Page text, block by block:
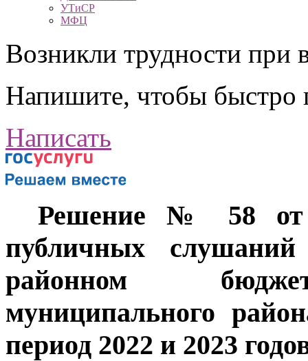
УТиСР
МФЦ
Возникли трудности при
Напишите, чтобы быстро
Написать
Решение № 58 от
публичных
районном
муниципального
период 2022 и 2023